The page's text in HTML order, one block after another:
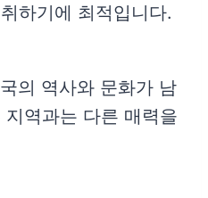
하기에 최적입니다.
의 역사와 문화가 남
역과는 다른 매력을